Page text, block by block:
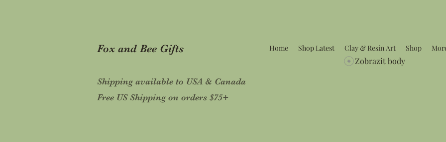
Home Shop Latest Clay & Resin Art Shop
Fox and Bee Gifts
Shipping available to USA & Canada
Zobrazit body
Free US Shipping on orders $75+